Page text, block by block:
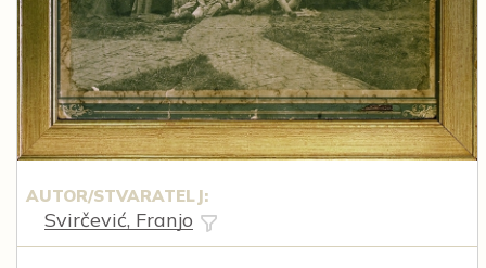
AUTOR/STVARATELJ:
Svirčević, Franjo